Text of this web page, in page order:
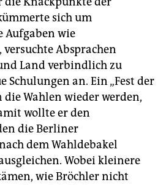
sich um
wie
Absprachen
Land verbindlich zu
Schulungen an. Ein „Fest der
Wahlen wieder werden,
wollte er den
die Berliner
dem Wahldebakel
Wobei kleinere
wie Bröchler nicht